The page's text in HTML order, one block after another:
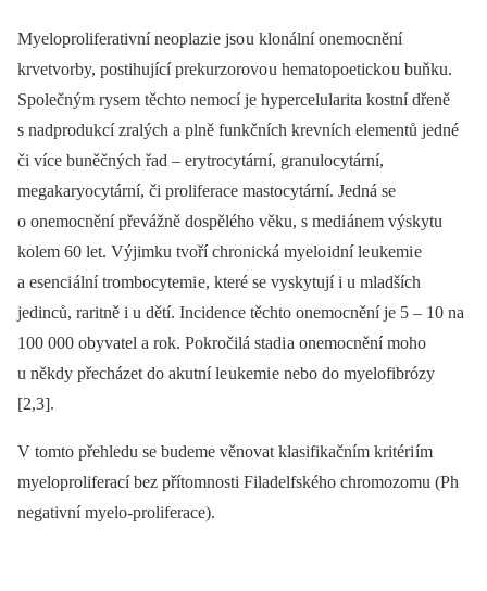
Myeloproliferativní neoplazi e jso u klonální onemocnění
krvetvorby, postihující prekurzorovo u hematopoeticko u buňku.
Společným rysem těchto nemocí je hypercelularita kostní dřeně
s nadprodukcí zralých a plně funkčních krevních elementů jedné
či více buněčných řad –⁠ erytrocytární, granulocytární,
megakaryocytární, či proliferace mastocytární. Jedná se
o onemocnění převážně dospělého věku, s medi ánem výskytu
kolem 60 let. Výjimku tvoří chronická myelo idní le ukemi e
a esenci ální trombocytemi e, které se vyskytují i u mladších
jedinců, raritně i u dětí. Incidence těchto onemocnění je 5 –⁠ 10 na
100 000 obyvatel a rok. Pokročilá stadi a onemocnění moho
u někdy přecházet do akutní le ukemi e nebo do myelofibrózy
[2,3].
V tomto přehledu se budeme věnovat klasifikačním kritéri ím
myeloproliferací bez přítomnosti Filadelfského chromozomu (Ph
negativní myelo-­­proliferace).